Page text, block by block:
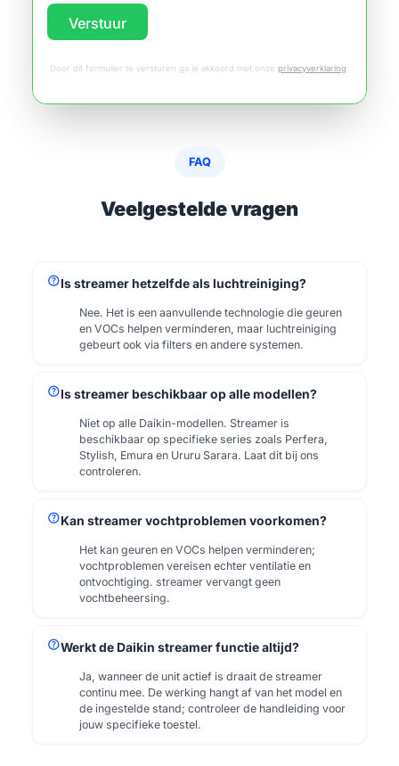
Verstuur
Door dit formulier te versturen ga je akkoord met onze privacyverklaring
FAQ
Veelgestelde vragen
helpIs streamer hetzelfde als luchtreiniging?
Nee. Het is een aanvullende technologie die geuren
en VOCs helpen verminderen, maar luchtreiniging
gebeurt ook via filters en andere systemen.
helpIs streamer beschikbaar op alle modellen?
Niet op alle Daikin-modellen. Streamer is
beschikbaar op specifieke series zoals Perfera,
Stylish, Emura en Ururu Sarara. Laat dit bij ons
controleren.
helpKan streamer vochtproblemen voorkomen?
Het kan geuren en VOCs helpen verminderen;
vochtproblemen vereisen echter ventilatie en
ontvochtiging. streamer vervangt geen
vochtbeheersing.
helpWerkt de Daikin streamer functie altijd?
Ja, wanneer de unit actief is draait de streamer
continu mee. De werking hangt af van het model en
de ingestelde stand; controleer de handleiding voor
jouw specifieke toestel.